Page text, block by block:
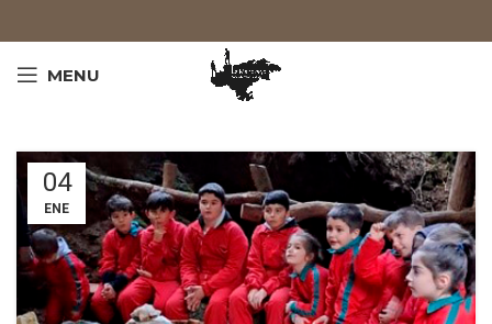
MENU
04
ENE